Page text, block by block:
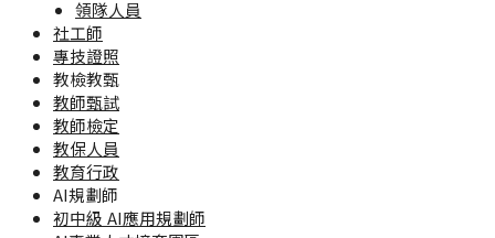
領隊人員
社工師
專技證照
教檢教甄
教師甄試
教師檢定
教保人員
教育行政
AI規劃師
初中級 AI應用規劃師